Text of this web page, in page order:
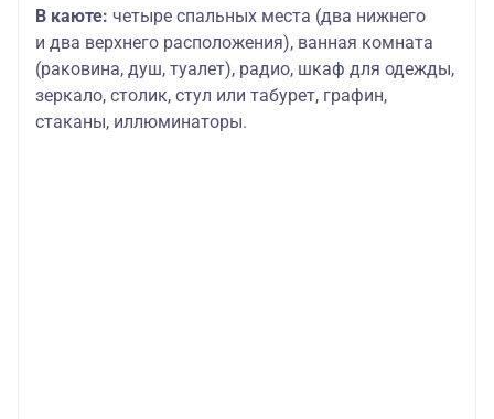
В каюте: четыре спальных места (два нижнего
и два верхнего расположения), ванная комната
(раковина, душ, туалет), радио, шкаф для одежды,
зеркало, столик, стул или табурет, графин,
стаканы, иллюминаторы.